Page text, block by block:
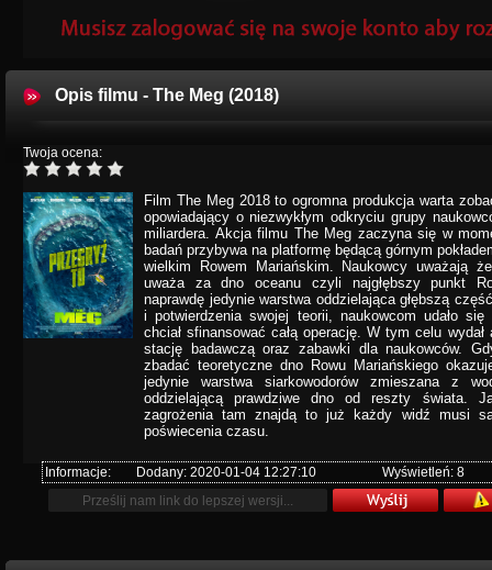
Opis filmu - The Meg (2018)
Twoja ocena:
Film The Meg 2018 to ogromna produkcja warta
opowiadający o niezwykłym odkryciu grupy
miliardera. Akcja filmu The Meg zaczyna się w
badań przybywa na platformę będącą górnym
wielkim Rowem Mariańskim. Naukowcy uważają
uważa za dno oceanu czyli najgłębszy punkt
naprawdę jedynie warstwa oddzielająca głębszą
i potwierdzenia swojej teorii, naukowcom udało
chciał sfinansować całą operację. W tym celu
stację badawczą oraz zabawki dla naukowców.
zbadać teoretyczne dno Rowu Mariańskiego
jedynie warstwa siarkowodorów zmieszana z
oddzielającą prawdziwe dno od reszty świata.
zagrożenia tam znajdą to już każdy widź musi
poświecenia czasu.
Informacje: Dodany: 2020-01-04 12:27:10 Wyświetleń: 8